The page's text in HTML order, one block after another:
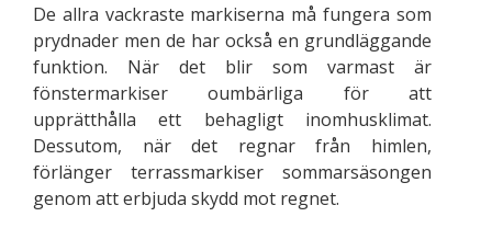
De allra vackraste markiserna må fungera som
prydnader men de har också en grundläggande
funktion. När det blir som varmast är
fönstermarkiser oumbärliga för att
upprätthålla ett behagligt inomhusklimat.
Dessutom, när det regnar från himlen,
förlänger terrassmarkiser sommarsäsongen
genom att erbjuda skydd mot regnet.